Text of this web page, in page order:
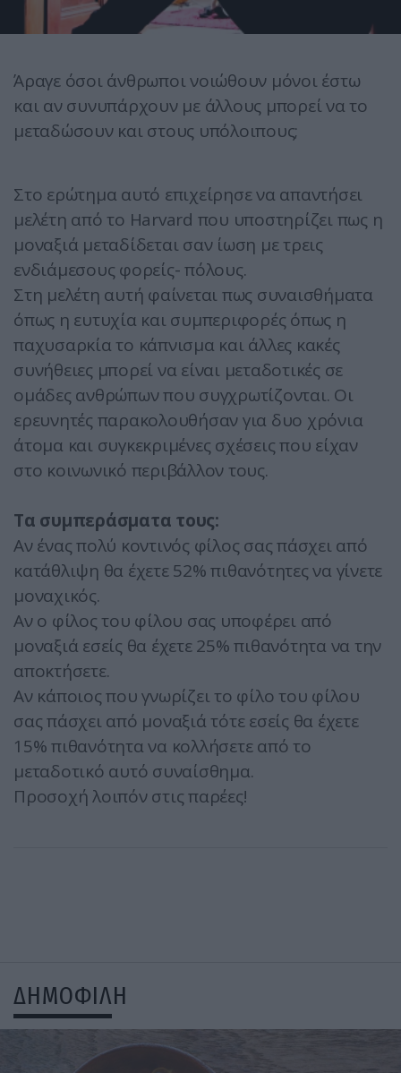
Άραγε όσοι άνθρωποι νοιώθουν μόνοι έστω
και αν συνυπάρχουν με άλλους μπορεί να το
μεταδώσουν και στους υπόλοιπους;
Στο ερώτημα αυτό επιχείρησε να απαντήσει
μελέτη από το Harvard που υποστηρίζει πως η
μοναξιά μεταδίδεται σαν ίωση με τρεις
ενδιάμεσους φορείς- πόλους.
Στη μελέτη αυτή φαίνεται πως συναισθήματα
όπως η ευτυχία και συμπεριφορές όπως η
παχυσαρκία το κάπνισμα και άλλες κακές
συνήθειες μπορεί να είναι μεταδοτικές σε
ομάδες ανθρώπων που συγχρωτίζονται. Οι
ερευνητές παρακολουθήσαν για δυο χρόνια
άτομα και συγκεκριμένες σχέσεις που είχαν
στο κοινωνικό περιβάλλον τους.
Τα συμπεράσματα τους:
Αν ένας πολύ κοντινός φίλος σας πάσχει από
κατάθλιψη θα έχετε 52% πιθανότητες να γίνετε
μοναχικός.
Αν ο φίλος του φίλου σας υποφέρει από
μοναξιά εσείς θα έχετε 25% πιθανότητα να την
αποκτήσετε.
Αν κάποιος που γνωρίζει το φίλο του φίλου
σας πάσχει από μοναξιά τότε εσείς θα έχετε
15% πιθανότητα να κολλήσετε από το
μεταδοτικό αυτό συναίσθημα.
Προσοχή λοιπόν στις παρέες!
ΔΗΜΟΦΙΛΗ